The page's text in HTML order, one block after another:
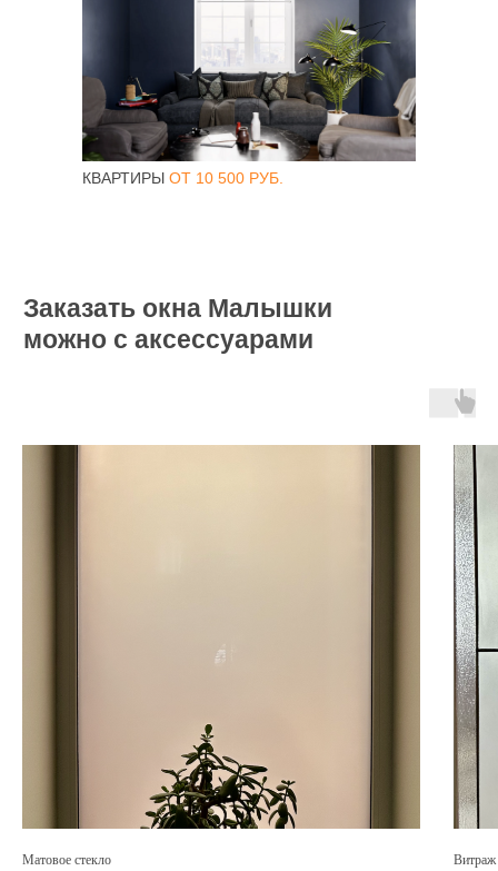
ТИП ОКНА
ПРОФИЛЬНАЯ
СИСТЕМА
ФУРНИТУРА
СТЕКЛОПАКЕТ
КВАРТИРЫ ОТ 10 500 РУБ.
Заказать окна Малышки
можно с аксессуарами
Матовое стекло Витраж